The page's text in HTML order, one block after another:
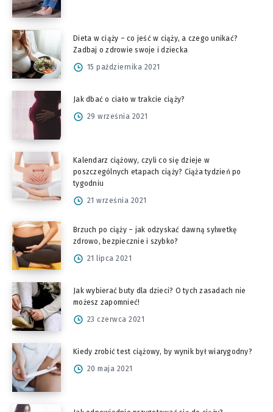
Dieta w ciąży – co jeść w ciąży, a czego unikać?
Zadbaj o zdrowie swoje i dziecka
15 października 2021
Jak dbać o ciało w trakcie ciąży?
29 września 2021
Kalendarz ciążowy, czyli co się dzieje w
poszczególnych etapach ciąży? Ciąża tydzień po
tygodniu
21 września 2021
Brzuch po ciąży – jak odzyskać dawną sylwetkę
zdrowo, bezpiecznie i szybko?
21 lipca 2021
Jak wybierać buty dla dzieci? O tych zasadach nie
możesz zapomnieć!
23 czerwca 2021
Kiedy zrobić test ciążowy, by wynik był wiarygodny?
20 maja 2021